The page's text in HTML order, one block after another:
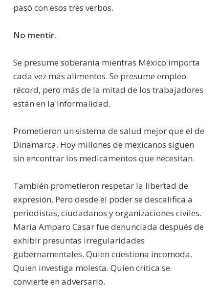
pasó con esos tres verbos.
No mentir.
Se presume soberanía mientras México importa
cada vez más alimentos. Se presume empleo
récord, pero más de la mitad de los trabajadores
están en la informalidad.
Prometieron un sistema de salud mejor que el de
Dinamarca. Hoy millones de mexicanos siguen
sin encontrar los medicamentos que necesitan.
También prometieron respetar la libertad de
expresión. Pero desde el poder se descalifica a
periodistas, ciudadanos y organizaciones civiles.
María Amparo Casar fue denunciada después de
exhibir presuntas irregularidades
gubernamentales. Quien cuestiona incomoda.
Quien investiga molesta. Quien critica se
convierte en adversario.